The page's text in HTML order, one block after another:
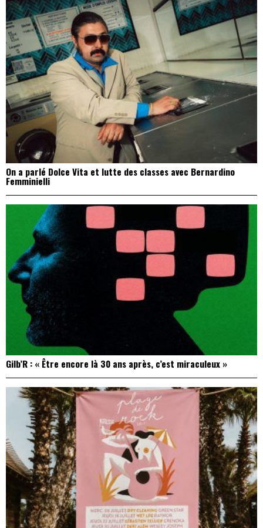
On a parlé Dolce Vita et lutte des classes avec Bernardino
Femminielli
Gilb’R : « Être encore là 30 ans après, c’est miraculeux »